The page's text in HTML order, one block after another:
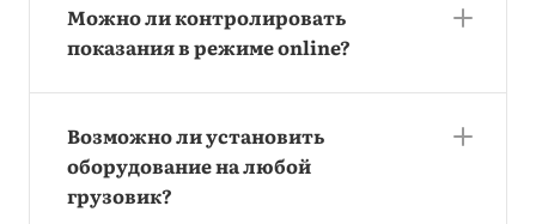
Можно ли контролировать
показания в режиме online?
Возможно ли установить
оборудование на любой
грузовик?